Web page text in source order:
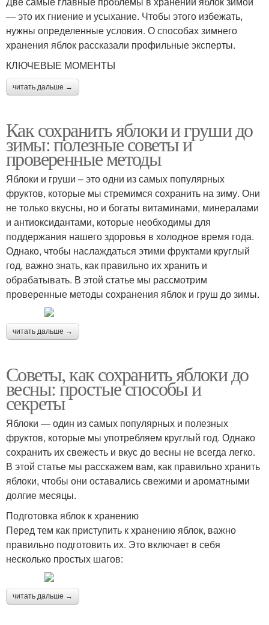
— это их гниение и усыхание. Чтобы этого избежать,
нужны определенные условия. О способах зимнего
хранения яблок рассказали профильные эксперты.
КЛЮЧЕВЫЕ МОМЕНТЫ
читать дальше →
Как сохранить яблоки и груши до
зимы: полезные советы и
проверенные методы
Яблоки и груши – это одни из самых популярных
фруктов, которые мы стремимся сохранить на зиму. Они
не только вкусны, но и богаты витаминами, минералами
и антиоксидантами, которые необходимы для
поддержания нашего здоровья в холодное время года.
Однако, чтобы наслаждаться этими фруктами круглый
год, важно знать, как правильно их хранить и
обрабатывать. В этой статье мы рассмотрим
проверенные методы сохранения яблок и груш до зимы.
читать дальше →
Советы, как сохранить яблоки до
весны: простые способы и
секреты
Яблоки — один из самых популярных и полезных
фруктов, которые мы употребляем круглый год. Однако
сохранить их свежесть и вкус до весны не всегда легко.
В этой статье мы расскажем вам, как правильно хранить
яблоки, чтобы они оставались свежими и ароматными
долгие месяцы.
Подготовка яблок к хранению
Перед тем как приступить к хранению яблок, важно
правильно подготовить их. Это включает в себя
несколько простых шагов:
читать дальше →